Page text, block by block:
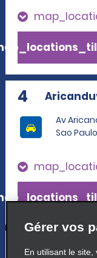
4
Av
Sao
5
Gérer vos
En utilisant le